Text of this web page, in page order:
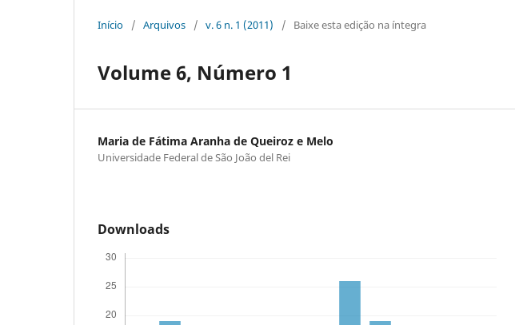
Início / Arquivos / v. 6 n. 1 (2011) / Baixe esta edição na íntegra
Volume 6, Número 1
Maria de Fátima Aranha de Queiroz e Melo
Universidade Federal de São João del Rei
Downloads